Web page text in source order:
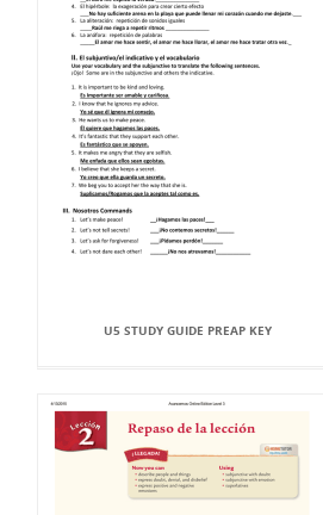
U5 STUDY GUIDE PREAP KEY